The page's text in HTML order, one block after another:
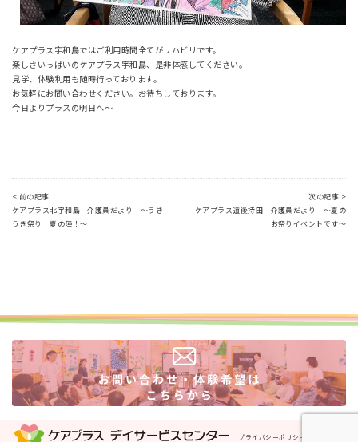
ケアプラス宇和島ではご利用時間全てがリハビリです。
楽しさいっぱいのケアプラス宇和島、是非体感してください。
見学、体験利用も随時行っております。
お気軽にお問い合わせください。お待ちしております。
今日よりプラスの明日へ～
< 前の記事
ケアプラス北宇和島 介護員だより ～うき
うき祭り 夏の陣！～
次の記事 >
ケアプラス道後持田 介護員だより ～夏の
お祭りイベントです～
プライバシーポリシー